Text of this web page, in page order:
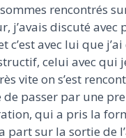
rencontrés
j’avais discuté avec
c’est avec lui que j’ai
celui avec qui
vite on s’est
de passer par une
qui a pris la
part sur la sortie de